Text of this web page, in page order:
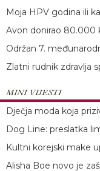
Moja HPV godina ili
Avon donirao 80.000
Održan 7.
Zlatni rudnik zdravlja
MINI VIJESTI
Dječja moda koja
Dog Line: preslatka
Kultni korejski make
Alisha Boe novo je